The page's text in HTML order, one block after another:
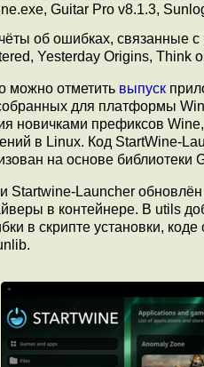
Guitar Pro v8.1.3,
об ошибках, связанные с
Yesterday Origins, Think
можно отметить выпуск
для платформы
новичками префиксов
в Linux. Код StartWine-
на основе библиотеки
Startwine-Launcher
в контейнере. В utils
в скрипте установки,